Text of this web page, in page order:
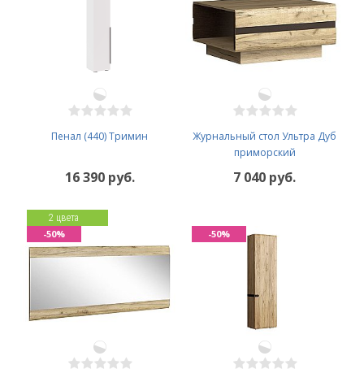
Пенал (440) Тримин
16 390 руб.
Журнальный стол Ультра Дуб
приморский
7 040 руб.
2 цвета
-50% -50%